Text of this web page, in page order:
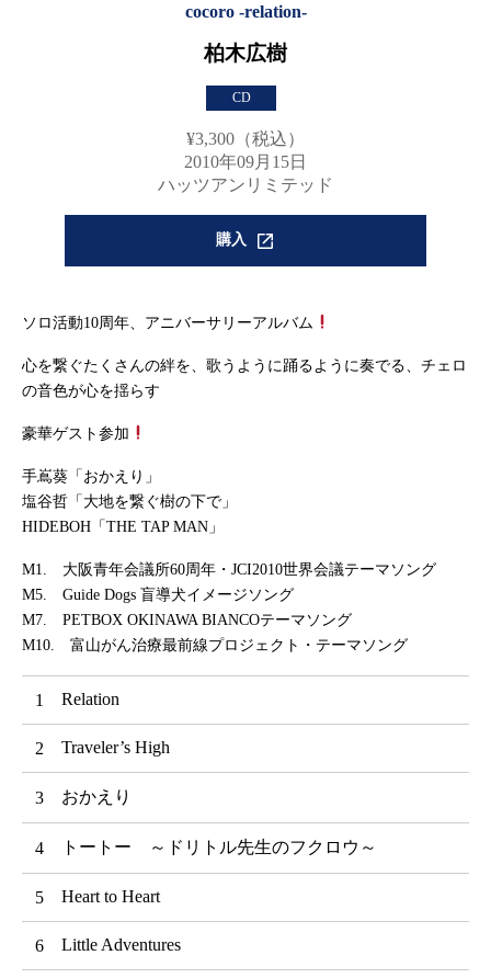
cocoro -relation-
柏木広樹
CD
¥3,300（税込）
2010年09月15日
ハッツアンリミテッド
購入
ソロ活動10周年、アニバーサリーアルバム
心を繋ぐたくさんの絆を、歌うように踊るように奏でる、チェロ
の音色が心を揺らす
豪華ゲスト参加
手嶌葵「おかえり」
塩谷哲「大地を繋ぐ樹の下で」
HIDEBOH「THE TAP MAN」
M1. 大阪青年会議所60周年・JCI2010世界会議テーマソング
M5. Guide Dogs 盲導犬イメージソング
M7. PETBOX OKINAWA BIANCOテーマソング
M10. 富山がん治療最前線プロジェクト・テーマソング
Relation
Traveler’s High
おかえり
トートー ～ドリトル先生のフクロウ～
Heart to Heart
Little Adventures